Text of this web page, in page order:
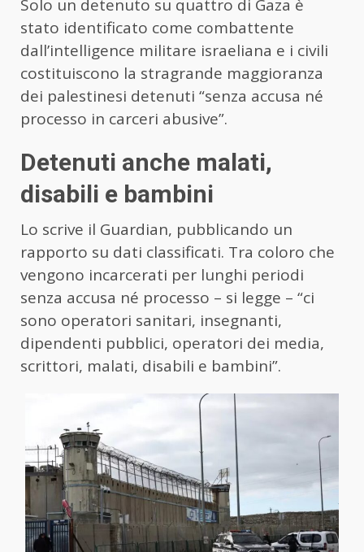
Solo un detenuto su quattro di Gaza è
stato identificato come combattente
dall’intelligence militare israeliana e i civili
costituiscono la stragrande maggioranza
dei palestinesi detenuti “senza accusa né
processo in carceri abusive”.
Detenuti anche malati,
disabili e bambini
Lo scrive il Guardian, pubblicando un
rapporto su dati classificati. Tra coloro che
vengono incarcerati per lunghi periodi
senza accusa né processo – si legge – “ci
sono operatori sanitari, insegnanti,
dipendenti pubblici, operatori dei media,
scrittori, malati, disabili e bambini”.